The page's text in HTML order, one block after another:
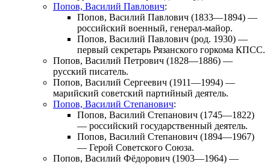
Попов, Василий Павлович:
Попов, Василий Павлович (1833—1894) —
российский военный, генерал-майор.
Попов, Василий Павлович (род. 1930) —
первый секретарь Рязанского горкома КПСС.
Попов, Василий Петрович (1828—1886) —
русский писатель.
Попов, Василий Сергеевич (1911—1994) —
марийский советский партийный деятель.
Попов, Василий Степанович:
Попов, Василий Степанович (1745—1822)
— российский государственный деятель.
Попов, Василий Степанович (1894—1967)
— Герой Советского Союза.
Попов, Василий Фёдорович (1903—1964) —